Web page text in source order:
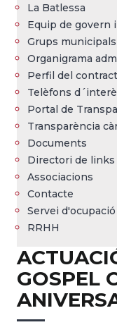
La Batlessa
Equip de govern
Grups municipals
Organigrama
Perfil del
Telèfons
Portal de
Transparència
Documents
Directori de links
Associacions
Contacte
Servei
RRHH
GOSPEL